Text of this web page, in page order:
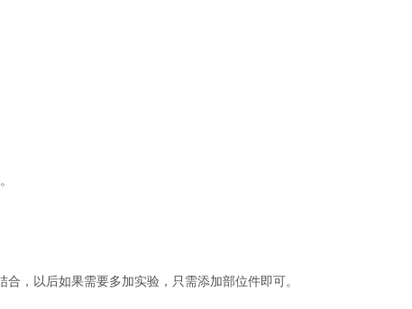
，以后如果需要多加实验，只需添加部位件即可。